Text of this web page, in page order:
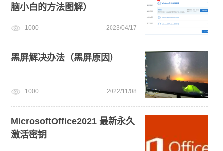
脑小白的方法图解）
1000 2023/04/17
黑屏解决办法（黑屏原因）
1000 2022/11/08
MicrosoftOffice2021 最新永久
激活密钥